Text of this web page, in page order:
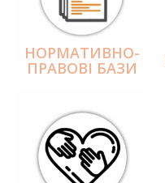
НОРМАТИВНО-
ПРАВОВІ БАЗИ